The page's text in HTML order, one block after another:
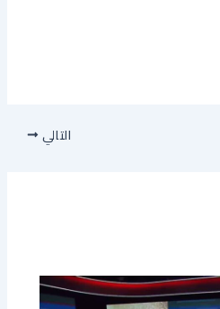
التالي